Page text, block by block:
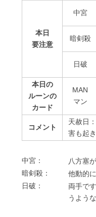
本日
要注意
中宮
暗剣殺
⽇破
本日の
ルーンの
カード
MAN
マン
コメント
天赦日
害も起
中宮：
⼋⽅塞
暗剣殺：
他動的
⽇破：
両⼿で
うよう